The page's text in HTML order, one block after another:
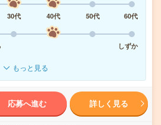
30代 40代 50代
60代
しずか
もっと見る
応募へ進む 詳しく見る